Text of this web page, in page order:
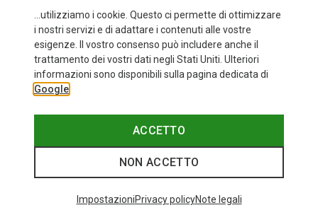
+11 Taglie
ONE SIZE
fino a 30%
I più cercati
...utilizziamo i cookie. Questo ci permette di ottimizzare
i nostri servizi e di adattare i contenuti alle vostre
esigenze. Il vostro consenso può includere anche il
trattamento dei vostri dati negli Stati Uniti. Ulteriori
informazioni sono disponibili sulla pagina dedicata di
Google
ACCETTO
NON ACCETTO
ImpostazioniPrivacy policyNote legali